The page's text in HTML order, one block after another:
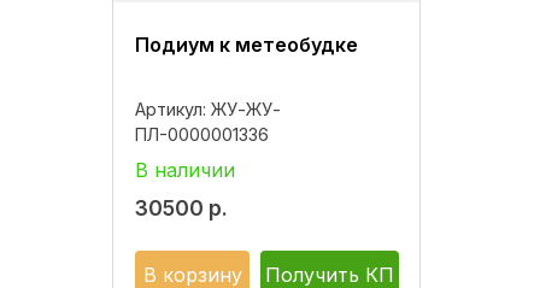
Подиум к метеобудке
Артикул: ЖУ-ЖУ-
ПЛ-0000001336
В наличии
30500 р.
В корзину Получить КП